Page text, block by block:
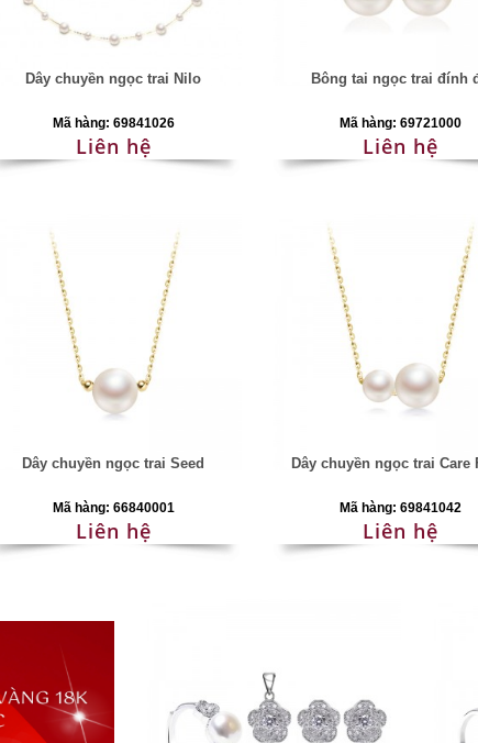
Dây chuyền ngọc trai Nilo
Mã hàng: 69841026
Liên hệ
Bông tai ngọc trai đính
Mã hàng: 69721000
Liên hệ
Dây chuyền ngọc trai Seed
Mã hàng: 66840001
Liên hệ
Dây chuyền ngọc trai Care
Mã hàng: 69841042
Liên hệ